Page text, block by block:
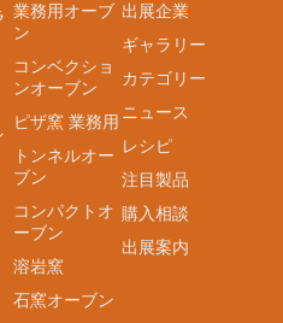
業務用オーブ
ン
コンベクショ
ンオーブン
ピザ窯 業務用
トンネルオー
ブン
コンパクトオ
ーブン
溶岩窯
石窯オーブン
出展企業
ギャラリー
カテゴリー
ニュース
レシピ
注目製品
購入相談
出展案内